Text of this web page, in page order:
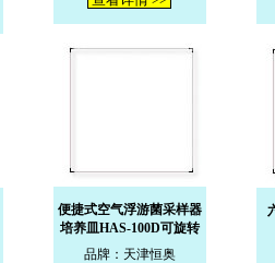
便捷式空气浮游菌采样器
培养皿HAS-100D可旋转
品牌：天津恒奥